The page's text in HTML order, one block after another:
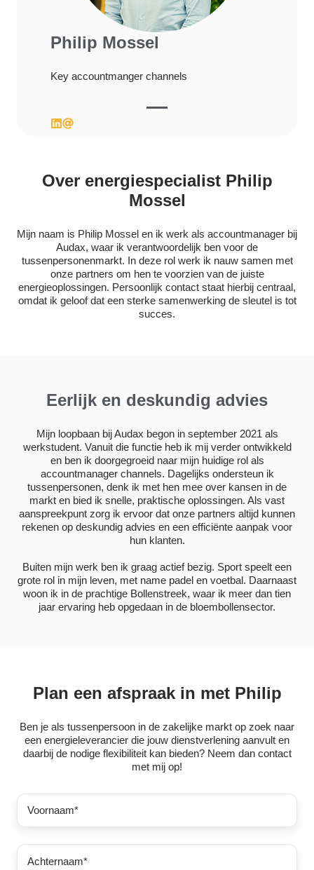
Philip Mossel
Key accountmanger channels
Over energiespecialist Philip
Mossel
Mijn naam is Philip Mossel en ik werk als accountmanager bij
Audax, waar ik verantwoordelijk ben voor de
tussenpersonenmarkt. In deze rol werk ik nauw samen met
onze partners om hen te voorzien van de juiste
energieoplossingen. Persoonlijk contact staat hierbij centraal,
omdat ik geloof dat een sterke samenwerking de sleutel is tot
succes.
Eerlijk en deskundig advies
Mijn loopbaan bij Audax begon in september 2021 als
werkstudent. Vanuit die functie heb ik mij verder ontwikkeld
en ben ik doorgegroeid naar mijn huidige rol als
accountmanager channels. Dagelijks ondersteun ik
tussenpersonen, denk ik met hen mee over kansen in de
markt en bied ik snelle, praktische oplossingen. Als vast
aanspreekpunt zorg ik ervoor dat onze partners altijd kunnen
rekenen op deskundig advies en een efficiënte aanpak voor
hun klanten.
Buiten mijn werk ben ik graag actief bezig. Sport speelt een
grote rol in mijn leven, met name padel en voetbal. Daarnaast
woon ik in de prachtige Bollenstreek, waar ik meer dan tien
jaar ervaring heb opgedaan in de bloembollensector.
Plan een afspraak in met Philip
Ben je als tussenpersoon in de zakelijke markt op zoek naar
een energieleverancier die jouw dienstverlening aanvult en
daarbij de nodige flexibiliteit kan bieden? Neem dan contact
met mij op!